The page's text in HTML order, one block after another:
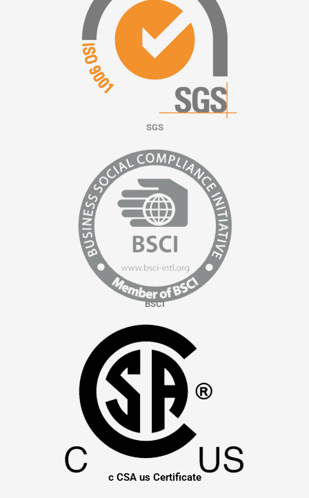
SGS
BSCI
c CSA us Certificate